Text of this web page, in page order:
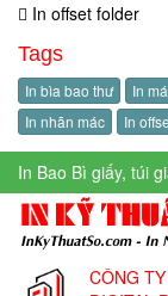
In offset folder
Tags
In bìa bao thư In
In nhãn mác
In
In Bao Bì giấy, túi
CÔNG